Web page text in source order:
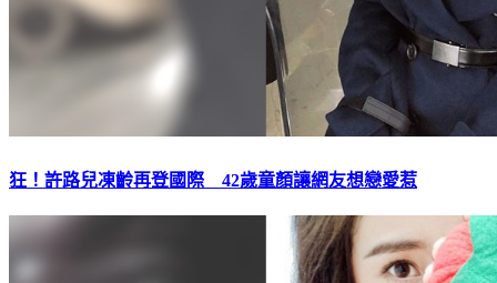
狂！許路兒凍齡再登國際 42歲童顏讓網友想戀愛惹